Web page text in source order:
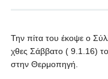
Την πίτα του έκοψε ο
χθες Σάββατο ( 9.1.16)
στην Θερμοπηγή.